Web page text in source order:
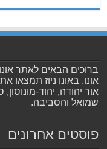
ברוכים הבאים לאתר
אונו. באונו ניוז תמצאו
אור יהודה, יהוד-מונוסון,
שמואל והסביבה.
פוסטים אחרונים